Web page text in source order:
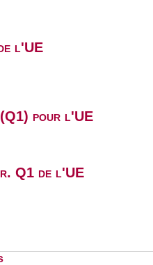
l'UE
pour l'UE
Q1 de l'UE